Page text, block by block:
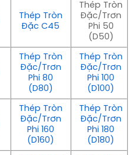
Thép Tròn
Đặc C45
Thép Tròn
Đặc/Trơn
Phi 50
(D50)
Thép Tròn
Đặc/Trơn
Phi 80
(D80)
Thép Tròn
Đặc/Trơn
Phi 100
(D100)
Thép Tròn
Đặc/Trơn
Phi 160
(D160)
Thép Tròn
Đặc/Trơn
Phi 180
(D180)